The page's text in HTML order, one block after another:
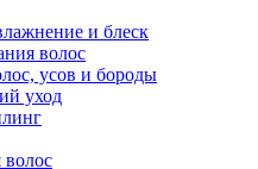
и блеск
волос
усов и бороды
уход